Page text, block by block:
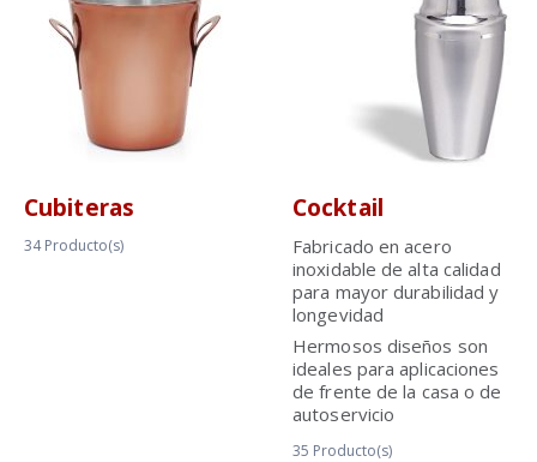
Cubiteras
34 Producto(s)
Cocktail
Fabricado en acero
inoxidable de alta calidad
para mayor durabilidad y
longevidad
Hermosos diseños son
ideales para aplicaciones
de frente de la casa o de
autoservicio
35 Producto(s)